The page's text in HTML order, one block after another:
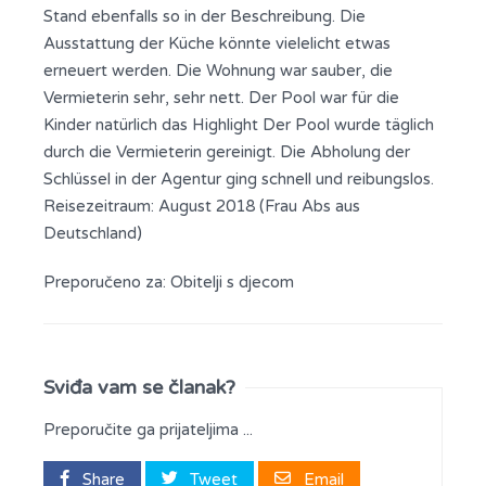
Stand ebenfalls so in der Beschreibung. Die
Ausstattung der Küche könnte vielelicht etwas
erneuert werden. Die Wohnung war sauber, die
Vermieterin sehr, sehr nett. Der Pool war für die
Kinder natürlich das Highlight Der Pool wurde täglich
durch die Vermieterin gereinigt. Die Abholung der
Schlüssel in der Agentur ging schnell und reibungslos.
Reisezeitraum: August 2018 (Frau Abs aus
Deutschland)
Preporučeno za: Obitelji s djecom
Sviđa vam se članak?
Preporučite ga prijateljima ...
Share Tweet Email